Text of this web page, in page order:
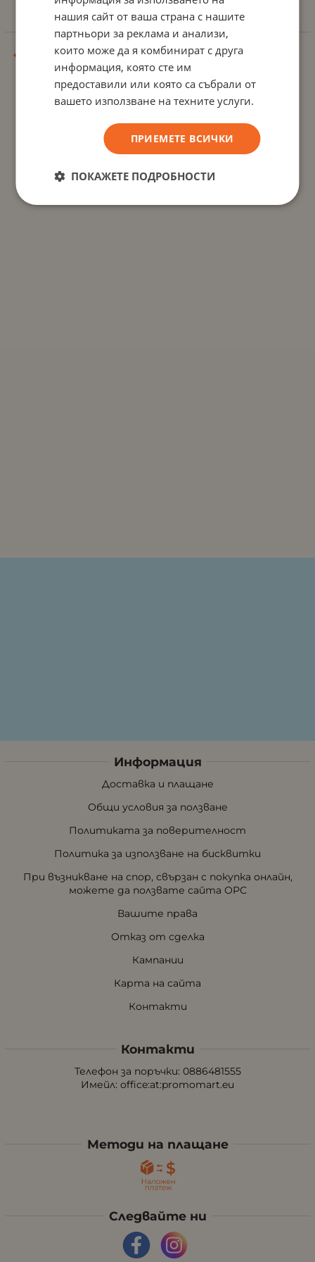
... 23 24 25 26 27 ... 34
Информация
Доставка и плащане
Общи условия за ползване
Политиката за поверителност
Политика за използване на бисквитки
При възникване на спор, свързан с покупка онлайн,
можете да ползвате сайта ОРС
Вашите права
Отказ от сделка
Кампании
Карта на сайта
Контакти
Контакти
Телефон за поръчки: 0886481555
Имейл: office:at:promomart.eu
Методи на плащане
Следвайте ни
нашия сайт от ваша страна с нашите
партньори за реклама и анализи,
които може да я комбинират с друга
информация, която сте им
предоставили или която са събрали от
вашето използване на техните услуги.
ПРИЕМЕТЕ ВСИЧКИ
ПОКАЖЕТЕ ПОДРОБНОСТИ